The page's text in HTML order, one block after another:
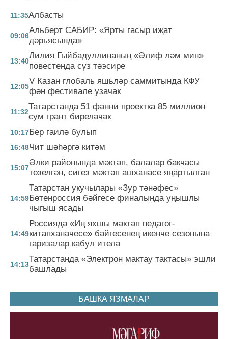
11:35Албасты
09:06
Альберт САБИР: «Ярты гасыр иҗат
дәрьясында»
13:40
Лилия Гыйбадуллинаның «Әлиф ләм мин»
повестенда сүз тәэсире
12:05
V Казан глобаль яшьләр саммитында КФУ
фән фестивале узачак
11:32
Татарстанда 51 фәнни проектка 85 миллион
сум грант биреләчәк
10:17Бер гаилә булып
16:48Чит шәһәргә китәм
15:07
Әлки районында мәктәп, балалар бакчасы
төзелгән, сигез мәктәп ашханәсе яңартылган
14:59
Татарстан укучылары «Зур тәнәфес»
Бөтенроссия бәйгесе финалында уңышлы
чыгыш ясады
14:49
Россиядә «Иң яхшы мәктәп педагог-
китапханәчесе» бәйгесенең икенче сезонына
гаризалар кабул ителә
14:13
Татарстанда «Электрон мактау тактасы» эшли
башлады
БАШКА ЯЗМАЛАР